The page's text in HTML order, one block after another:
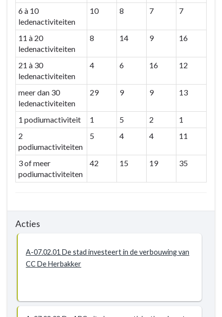
6 à 10
ledenactiviteiten
10 8 7 7
11 à 20
ledenactiviteiten
8 14 9 16
21 à 30
ledenactiviteiten
4 6 16 12
meer dan 30
ledenactiviteiten
29 9 9 13
1 podiumactiviteit 1 5 2
1
2
podiumactiviteiten
5 4 4 11
3 of meer
podiumactiviteiten
42 15 19 35
Acties
A-07.02.01 De stad investeert in de verbouwing van
CC De Herbakker